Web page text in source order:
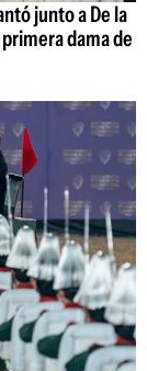
junto a De la
dama de